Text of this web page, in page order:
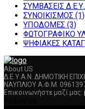
ΣΥΜΒΑΣΕΙΣ
ΣΥΝΟΙΚΙΣΜΟΣ (1)
ΥΠΟΔΟΜΕΣ (3)
ΦΩΤΟΓΡΑΦΙΚΟ
ΨΗΦΙΑΚΕΣ
About US
Δ.Ε.Υ.Α.Ν. ΔΗΜΟΤΙΚΗ
ΝΑΥΠΛΙΟΥ Α.Φ.Μ.
Επικοινωνήστε μαζί μας: